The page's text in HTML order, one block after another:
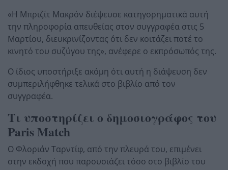
«Η Μπριζίτ Μακρόν διέψευσε κατηγορηματικά αυτή
την πληροφορία απευθείας στον συγγραφέα στις 5
Μαρτίου, διευκρινίζοντας ότι δεν κοιτάζει ποτέ το
κινητό του συζύγου της», ανέφερε ο εκπρόσωπός της.
Ο ίδιος υποστήριξε ακόμη ότι αυτή η διάψευση δεν
συμπεριλήφθηκε τελικά στο βιβλίο από τον
συγγραφέα.
Τι υποστηρίζει ο δημοσιογράφος του
Paris Match
Ο Φλοριάν Ταρντίφ, από την πλευρά του, επιμένει
στην εκδοχή που παρουσιάζει τόσο στο βιβλίο του